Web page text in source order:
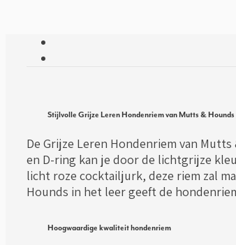
Stijlvolle Grijze Leren Hondenriem van Mutts & Hounds
De Grijze Leren Hondenriem van
en D-ring kan je door de lichtgrijze
licht roze cocktailjurk, deze riem zal
Hounds in het leer geeft de
Hoogwaardige kwaliteit hondenriem